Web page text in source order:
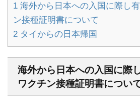
1 海外から日本への入国に際し
ン接種証明書について
2 タイからの日本帰国
海外から日本への入国に際
ワクチン接種証明書につい